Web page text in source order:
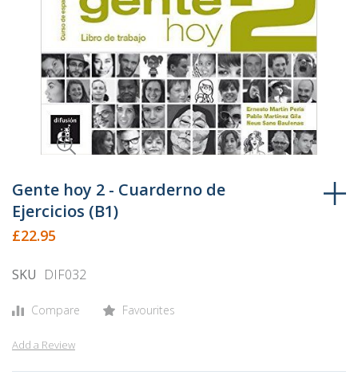
to
the
beginning
of
images
Gente hoy 2 - Cuarderno de
Ejercicios (B1)
£22.95
SKU DIF032
Compare Favourites
Add a Review